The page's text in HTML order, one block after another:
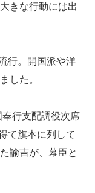
きな行動には出
行。開国派や洋
した。
奉行支配調役次席
て旗本に列して
諭吉が、幕臣と